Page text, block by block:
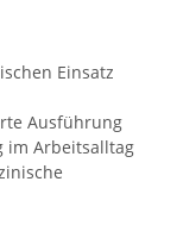
Einsatz
Ausführung
im Arbeitsalltag